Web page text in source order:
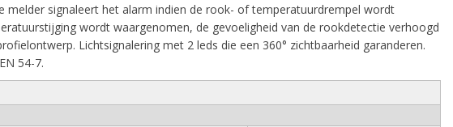
signaleert het alarm indien de rook- of temperatuurdrempel wordt
wordt waargenomen, de gevoeligheid van de rookdetectie verhoogd
Lichtsignalering met 2 leds die een 360° zichtbaarheid garanderen.
54-7.